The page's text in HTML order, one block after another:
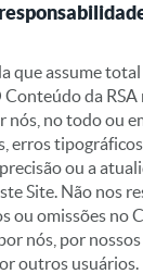
que assume
Conteúdo da
no todo ou
erros
ou a
Site. Não nos
ou omissões no
nós, por
outros usuários.